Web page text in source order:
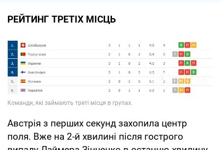
РЕЙТИНГ ТРЕТІХ МІСЦЬ
Австрія з перших секунд захопила центр
поля. Вже на 2-й хвилині після гострого